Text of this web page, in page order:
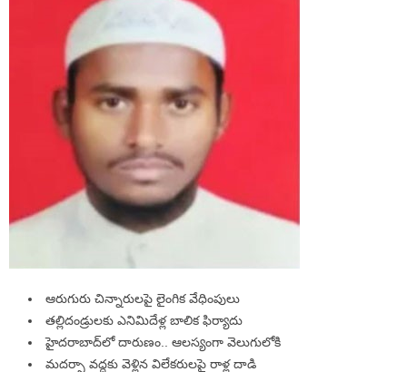
ఆరుగురు చిన్నారులపై లైంగిక వేధింపులు
తల్లిదండ్రులకు ఎనిమిదేళ్ల బాలిక ఫిర్యాదు
హైదరాబాద్‌లో దారుణం.. ఆలస్యంగా వెలుగులోకి
మదర్సా వద్దకు వెళ్లిన విలేకరులపై రాళ్ల దాడి